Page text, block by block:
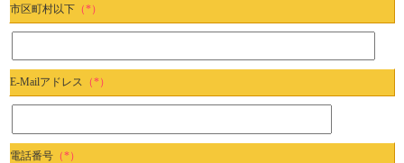
市区町村以下 （*）
E-Mailアドレス （*）
電話番号 （*）